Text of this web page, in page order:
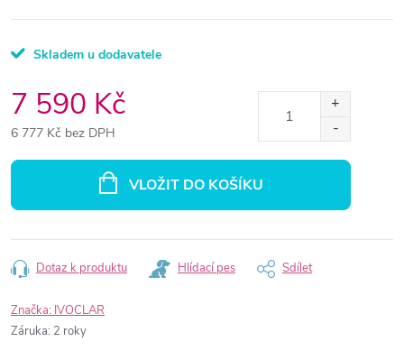
Skladem u dodavatele
7 590 Kč
6 777 Kč bez DPH
VLOŽIT DO KOŠÍKU
Dotaz k produktu Hlídací pes Sdílet
Značka: IVOCLAR
Záruka: 2 roky